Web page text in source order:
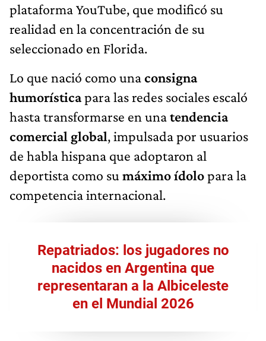
plataforma YouTube, que modificó su
realidad en la concentración de su
seleccionado en Florida.
Lo que nació como unaconsigna
humorísticapara las redes sociales escaló
hasta transformarse en unatendencia
comercial global, impulsada por usuarios
de habla hispana que adoptaron al
deportista como su máximo ídolopara la
competencia internacional.
Repatriados: los jugadores no
nacidos en Argentina que
representaran a la Albiceleste
en el Mundial 2026